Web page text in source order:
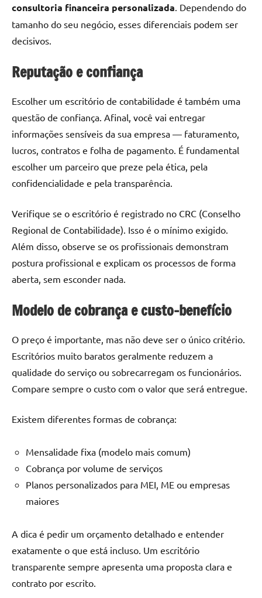
consultoria financeira personalizada . Dependendo do
tamanho do seu negócio, esses diferenciais podem ser
decisivos.
Reputação e confiança
Escolher um escritório de contabilidade é também uma
questão de confiança. Afinal, você vai entregar
informações sensíveis da sua empresa — faturamento,
lucros, contratos e folha de pagamento. É fundamental
escolher um parceiro que preze pela ética, pela
confidencialidade e pela transparência.
Verifique se o escritório é registrado no CRC (Conselho
Regional de Contabilidade). Isso é o mínimo exigido.
Além disso, observe se os profissionais demonstram
postura profissional e explicam os processos de forma
aberta, sem esconder nada.
Modelo de cobrança e custo-benefício
O preço é importante, mas não deve ser o único critério.
Escritórios muito baratos geralmente reduzem a
qualidade do serviço ou sobrecarregam os funcionários.
Compare sempre o custo com o valor que será entregue.
Existem diferentes formas de cobrança:
Mensalidade fixa (modelo mais comum)
Cobrança por volume de serviços
Planos personalizados para MEI, ME ou empresas
maiores
A dica é pedir um orçamento detalhado e entender
exatamente o que está incluso. Um escritório
transparente sempre apresenta uma proposta clara e
contrato por escrito.